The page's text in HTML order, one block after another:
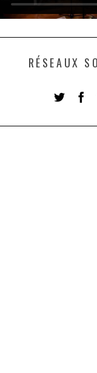
RÉSEAUX